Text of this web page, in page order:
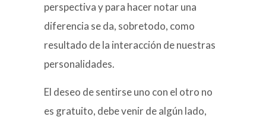
perspectiva y para hacer notar una
diferencia se da, sobretodo, como
resultado de la interacción de nuestras
personalidades.
El deseo de sentirse uno con el otro no
es gratuito, debe venir de algún lado,